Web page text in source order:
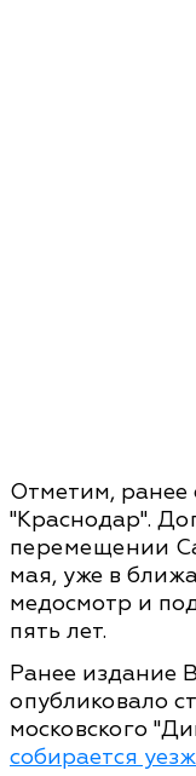
Отметим, ранее
"Краснодар".
перемещении
мая, уже в
медосмотр и
пять лет.
Ранее издание
опубликовало
московского
собирается